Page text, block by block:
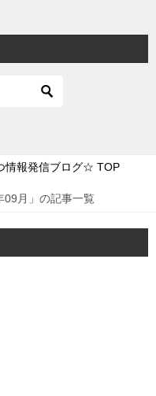
情報発信ブログ☆ TOP
09月」の記事一覧